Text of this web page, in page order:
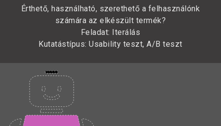
Érthető, használható, szerethető a felhasználónk
számára az elkészült termék?
Feladat: Iterálás
Kutatástípus: Usability teszt, A/B teszt